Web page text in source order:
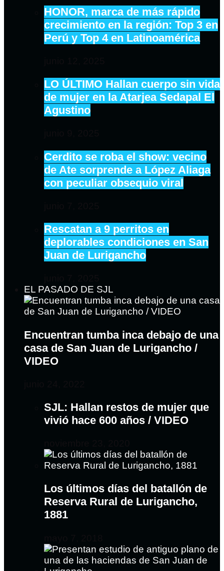
HONOR, marca de más rápido
crecimiento en la región: Top 3 en
Perú y Top 4 en Latinoamérica
LO ÚLTIMO Hallan cuerpo sin vida
de mujer en la Atarjea Sedapal El
Agustino
Cerdito se roba el show: vecino
de Ate sorprende a López Aliaga
con peculiar obsequio viral
Rescatan a 9 perritos en
deplorables condiciones en San
Juan de Lurigancho
EL PASADO DE SJL
Encuentran tumba inca debajo de una
casa de San Juan de Lurigancho /
VIDEO
SJL: Hallan restos de mujer que
vivió hace 600 años / VIDEO
Los últimos días del batallón de
Reserva Rural de Lurigancho,
1881